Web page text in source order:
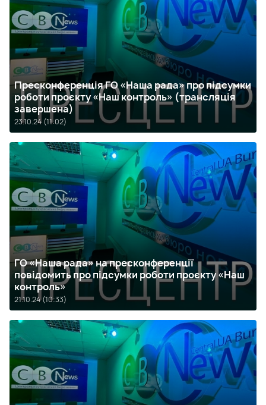
Пресконференція ГО «Наша рада» про підсумки
роботи проєкту «Наш контроль» (трансляція
завершена)
23.10.24 (11:02)
ГО «Наша рада» на пресконференції
повідомить про підсумки роботи проєкту «Наш
контроль»
21.10.24 (10:33)